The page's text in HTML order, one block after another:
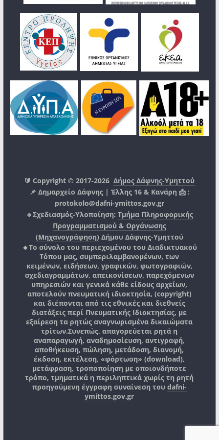
🔰 Copyright © 2017-2026Δήμος Δάφνης-Υμηττού
📌 Δημαρχείο Δάφνης | Έλλης 16 & Κανάρη 📩 :
protokolo@dafni-ymittos.gov.gr
🔹Σχεδιασμός-Υλοποίηση: Τμήμα Πληροφορικής
Προγραμματισμού & Οργάνωσης
(Μηχανογράφηση) Δήμου Δάφνης-Υμηττού
🔸Το σύνολο του περιεχομένου του Διαδικτυακού
Τόπου μας, συμπεριλαμβανομένων, των
κειμένων, ειδήσεων, γραφικών, φωτογραφιών,
σχεδιαγραμμάτων, απεικονίσεων, παρεχόμενων
υπηρεσιών και γενικά κάθε είδους αρχείων,
αποτελούν πνευματική ιδιοκτησία, (copyright)
και διέπονται από τις εθνικές και διεθνείς
διατάξεις περί Πνευματικής Ιδιοκτησίας, με
εξαίρεση τα ρητώς αναγνωρισμένα δικαιώματα
τρίτων.Συνεπώς, απαγορεύεται ρητά η
αναπαραγωγή, αναδημοσίευση, αντιγραφή,
αποθήκευση, πώληση, μετάδοση, διανομή,
έκδοση, εκτέλεση, «φόρτωση» (download),
μετάφραση, τροποποίηση με οποιονδήποτε
τρόπο, τμηματικά η περιληπτικά χωρίς τη ρητή
προηγούμενη έγγραφη συναίνεση του dafni-
ymittos.gov.gr